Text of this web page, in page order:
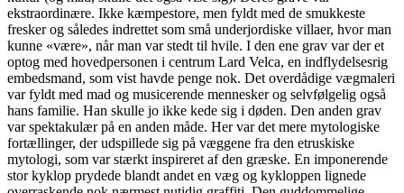
ekstraordinære. Ikke kæmpestore, men fyldt med de smukkeste
fresker og således indrettet som små underjordiske villaer, hvor man
kunne «være», når man var stedt til hvile. I den ene grav var der et
optog med hovedpersonen i centrum Lard Velca, en indflydelsesrig
embedsmand, som vist havde penge nok. Det overdådige vægmaleri
var fyldt med mad og musicerende mennesker og selvfølgelig også
hans familie. Han skulle jo ikke kede sig i døden. Den anden grav
var spektakulær på en anden måde. Her var det mere mytologiske
fortællinger, der udspillede sig på væggene fra den etruskiske
mytologi, som var stærkt inspireret af den græske. En imponerende
stor kyklop prydede blandt andet en væg og kykloppen lignede